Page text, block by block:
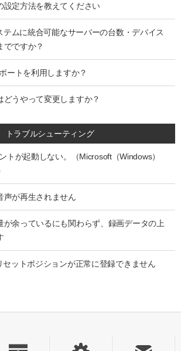
設定方法を教えてください
テムに統合可能なサーバーの台数・デバイス
でですか？
ートを利用しますか？
どうやって変更しますか？
トラブルシューティング
トが起動しない。（Microsoft（Windows）
声が再生されません
が余っているにも関わらず、録画データの上
セットポジションが正常に登録できません